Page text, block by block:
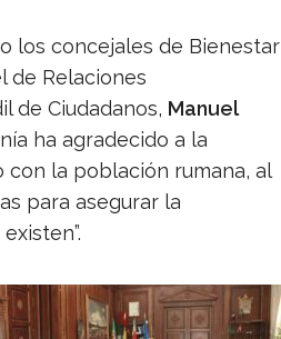
los concejales de Bienestar
de Relaciones
de Ciudadanos, Manuel
ha agradecido a la
la población rumana, al
para asegurar la